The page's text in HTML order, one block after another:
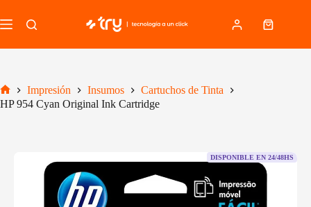
al
contenido
Carro
Inicio
Impresión Insumos
Cartuchos de Tinta
HP 954 Cyan Original Ink Cartridge
DISPONIBLE EN 24/48HS